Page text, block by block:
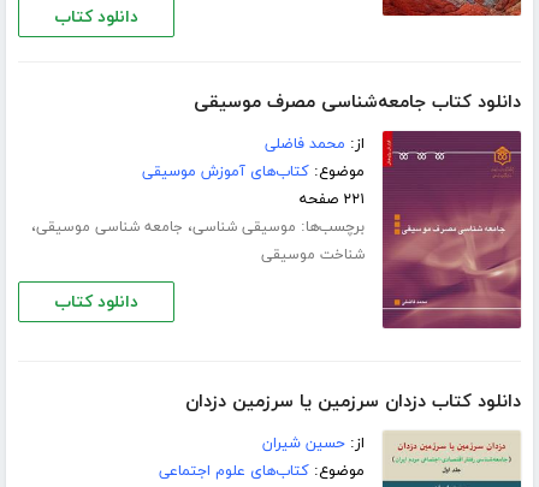
دانلود کتاب
دانلود کتاب جامعه‌شناسی مصرف موسیقی
از: محمد فاضلی
موضوع:کتاب‌های آموزش موسیقی
۲۲۱ صفحه
برچسب‌ها: موسیقی شناسی، جامعه شناسی موسیقی،
شناخت موسیقی
دانلود کتاب
دانلود کتاب دزدان سرزمین یا سرزمین دزدان
از:حسین شیران
موضوع:کتاب‌های علوم اجتماعی